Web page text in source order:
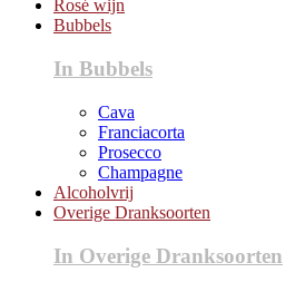
Rosé wijn
Bubbels
In Bubbels
Cava
Franciacorta
Prosecco
Champagne
Alcoholvrij
Overige Dranksoorten
In Overige Dranksoorten